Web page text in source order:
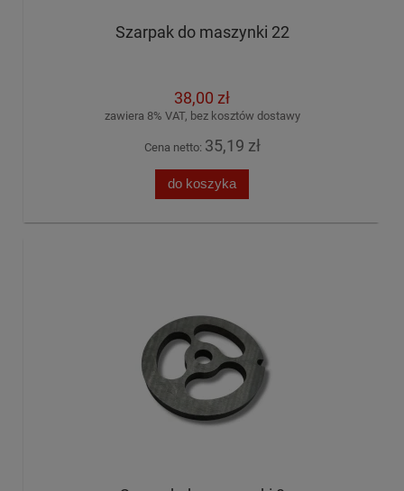
Szarpak do maszynki 22
38,00 zł
zawiera 8% VAT, bez kosztów dostawy
Cena netto: 35,19 zł
do koszyka